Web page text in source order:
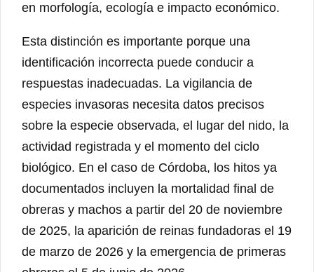
en morfología, ecología e impacto económico.
Esta distinción es importante porque una
identificación incorrecta puede conducir a
respuestas inadecuadas. La vigilancia de
especies invasoras necesita datos precisos
sobre la especie observada, el lugar del nido, la
actividad registrada y el momento del ciclo
biológico. En el caso de Córdoba, los hitos ya
documentados incluyen la mortalidad final de
obreras y machos a partir del 20 de noviembre
de 2025, la aparición de reinas fundadoras el 19
de marzo de 2026 y la emergencia de primeras